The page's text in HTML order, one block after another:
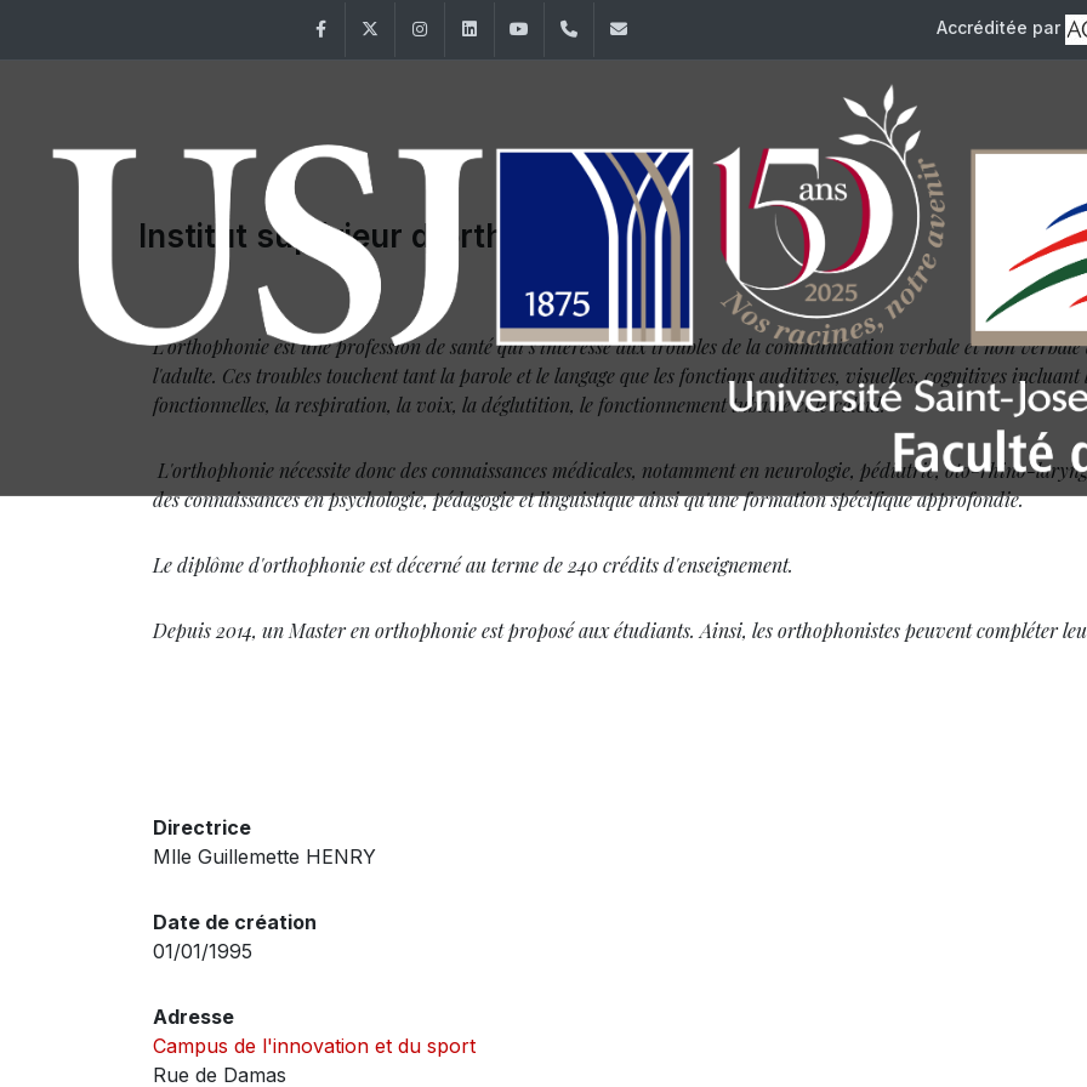
FacebookTwitter InstagramLinkedInYouTube+961 (1) 421 235 Accréditée par
Institut supérieur d'orthophonie
L'orthophonie est une profession de santé qui s'intéresse aux troubles de la communication verbale et non
l'adulte. Ces troubles touchent tant la parole et le langage que les fonctions auditives, visuelles, cognitives
fonctionnelles, la respiration, la voix, la déglutition, le fonctionnement tubaire et le calcul.
L'orthophonie nécessite donc des connaissances médicales, notamment en neurologie, pédiatrie, oto-rhino-
des connaissances en psychologie, pédagogie et linguistique ainsi qu'une formation spécifique approfondie.
Le diplôme d'orthophonie est décerné au terme de 240 crédits d'enseignement.
Depuis 2014, un Master en orthophonie est proposé aux étudiants. Ainsi, les orthophonistes peuvent compléter
Directrice
Mlle Guillemette HENRY
Date de création
01/01/1995
Adresse
Campus de l'innovation et du sport
Rue de Damas